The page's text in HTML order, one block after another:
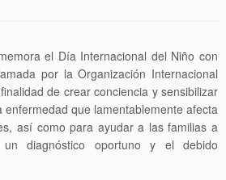
el Día Internacional del Niño con
por la Organización Internacional
de crear conciencia y sensibilizar
que lamentablemente afecta
así como para ayudar a las familias a
diagnóstico oportuno y el debido